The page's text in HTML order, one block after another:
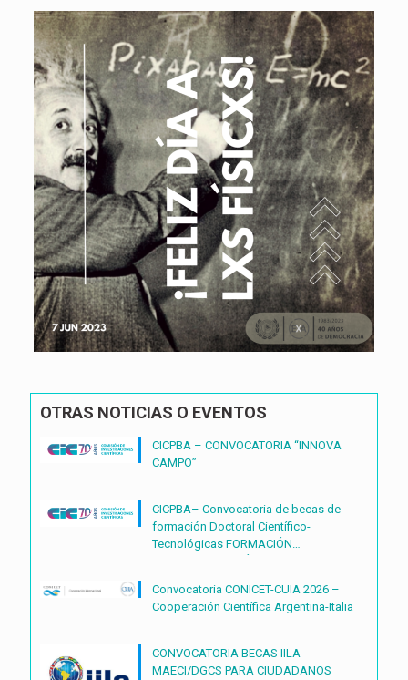
OTRAS NOTICIAS O EVENTOS
CICPBA – CONVOCATORIA “INNOVA
CAMPO”
CICPBA– Convocatoria de becas de
formación Doctoral Científico-
Tecnológicas FORMACIÓN
Convocatoria CONICET-CUIA 2026 –
Cooperación Científica Argentina-Italia
CONVOCATORIA BECAS IILA-
MAECI/DGCS PARA CIUDADANOS